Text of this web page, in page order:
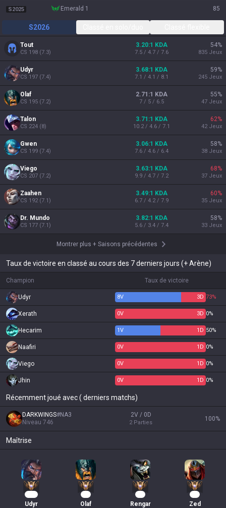
S2025 emerald 1 85
S2026
Tout
CS 198 (7.3)
3.20:1 KDA
7.5 / 4.7 / 7.6
54%
835 Jeux
Udyr
CS 197 (7.4)
3.68:1 KDA
7.1 / 4.1 / 8.1
59%
245 Jeux
Olaf
CS 195 (7.2)
2.71:1 KDA
7 / 5 / 6.5
55%
47 Jeux
Talon
CS 224 (8)
3.71:1 KDA
10.2 / 4.6 / 7.1
62%
42 Jeux
Gwen
CS 199 (7.4)
3.06:1 KDA
7.6 / 4.6 / 6.4
58%
38 Jeux
Viego
CS 207 (7.2)
3.63:1 KDA
9.9 / 4.7 / 7.2
68%
37 Jeux
Zaahen
CS 192(7.1)
3.49:1 KDA
6.7 / 4.2 / 7.9
60%
35 Jeux
Dr. Mundo
CS 177 (7.1)
3.82:1 KDA
5.6 / 3.4 / 7.4
58%
33 Jeux
Montrer plus + Saisons précédentes
Taux de victoire en classé au cours des 7 derniers jours (+ Arène)
Champion Taux de victoire
Udyr 8V 3D 73%
Xerath 0V 3D 0%
Hecarim 1V 1 D 50%
Naafiri 0V 1 D 0%
Viego 0V 1 D 0%
Jhin 0V 1 D 0%
Récemment joué avec ( derniers matchs)
DARKWINGS#NA3
Niveau 746
2V / 0D
2 Parties
100%
Maîtrise
Udyr Olaf Rengar Zed